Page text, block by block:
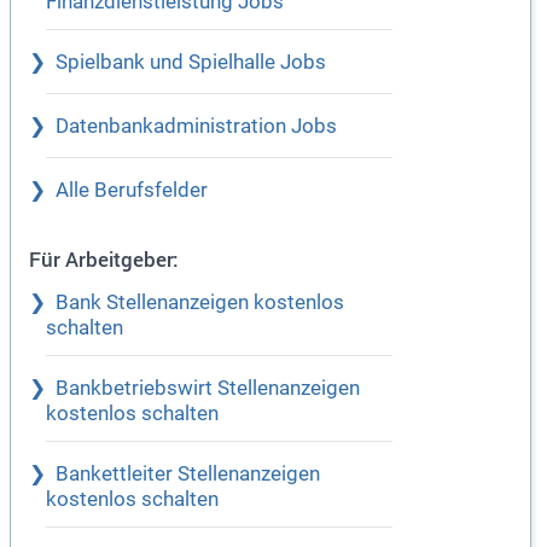
Spielbank und Spielhalle Jobs
Datenbankadministration Jobs
Alle Berufsfelder
Für Arbeitgeber:
Bank Stellenanzeigen kostenlos
schalten
Bankbetriebswirt Stellenanzeigen
kostenlos schalten
Bankettleiter Stellenanzeigen
kostenlos schalten